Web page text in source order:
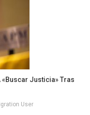
«buscar Justicia» Tras
User